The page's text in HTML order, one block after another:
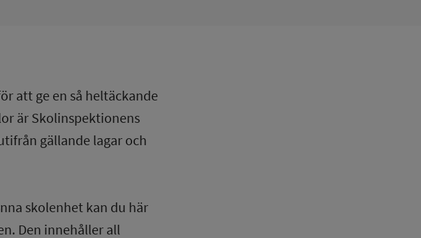
att ge en så heltäckande
är Skolinspektionens
gällande lagar och
skolenhet kan du här
Den innehåller all